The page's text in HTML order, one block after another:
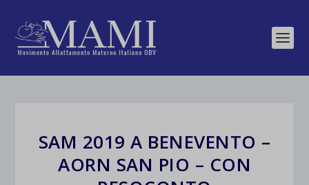
SAM 2019 A BENEVENTO –
AORN SAN PIO – CON